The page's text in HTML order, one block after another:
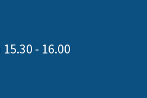
- 16.00